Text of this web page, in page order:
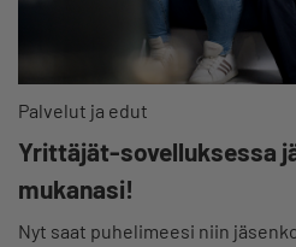
Palvelut ja edut
Yrittäjät-sovelluksessa
mukanasi!
Nyt saat puhelimeesi niin